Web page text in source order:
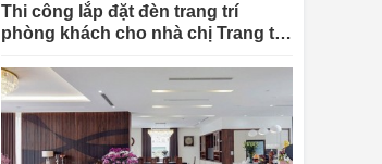
Thi công lắp đặt đèn trang trí
phòng khách cho nhà chị Trang tại